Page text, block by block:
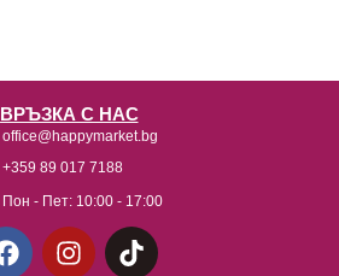
ВРЪЗКА С НАС
office@happymarket.bg
+359 89 017 7188
Пон - Пет: 10:00 - 17:00